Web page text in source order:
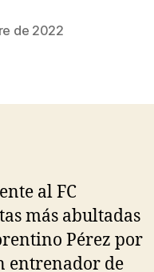
de 2022
al FC
más abultadas
Pérez por
entrenador de